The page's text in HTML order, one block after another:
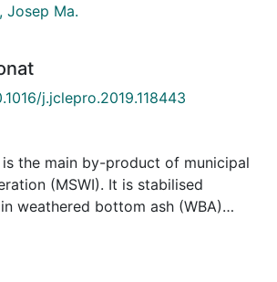
Josep Ma.
j.jclepro.2019.118443
the main by-product of municipal
(MSWI). It is stabilised
weathered bottom ash (WBA)
is in the construction sector as
to advance the study of the